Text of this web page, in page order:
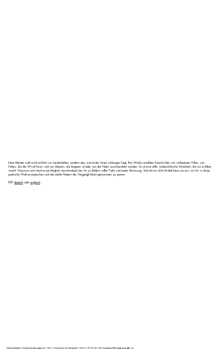
Irène Meister malt nicht einfach nur Landschaften, sondern das, was hinter ihnen verborgen liegt. Ihre Werke erzählen Geschichten von verlassenen Villen, von
Felsen, die der Wind formt, und von Mauern, die langsam wieder von der Natur zurückerobert werden. Es ist eine stille, melancholische Schönheit, die sie sichtbar
macht. Präzision und intuitive Leichtigkeit verschmelzen bei ihr zu Bildern voller Tiefe und zarter Stimmung. Schicht um Schicht lädt Irène uns ein, mit ihr in diese
poetische Welt einzutauchen und das sanfte Flüstern der Vergänglichkeit gemeinsam zu spüren.
PDF deutschoder englisch
Irène Meister I Solothurnstrasse 42 I 3322 Urtenen-Schönbühl I +41 (0) 79 511 42 39 Ii.meister@meistergrafik.ch